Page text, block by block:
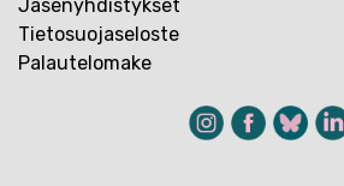
Jäsenyhdistykset
Tietosuojaseloste
Palautelomake